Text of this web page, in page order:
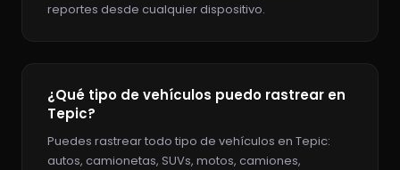
reportes desde cualquier dispositivo.
¿Qué tipo de vehículos puedo rastrear en
Tepic?
Puedes rastrear todo tipo de vehículos en Tepic:
autos, camionetas, SUVs, motos, camiones,